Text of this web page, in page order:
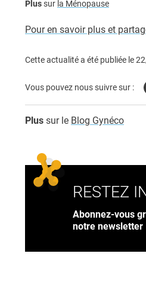
Plussur la Ménopause
Pour en savoir plus et
Cette actualité a été publiée le
Vous pouvez nous suivre sur :
Plus sur le Blog Gynéco
RESTEZ
Abonnez-vous
notre newsletter